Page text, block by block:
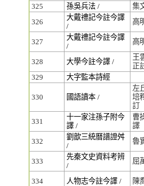
325
孫吳兵法 /
集
326
大戴禮記今註今譯
/
高
327
大戴禮記今註今譯
/
高
328 大學今註今譯 /
王
正
329
大字監本詩經
330 國語讀本 /
左
培
訂
331
十一家注孫子附今
譯 /
曹
譯
332
劉歆三統曆譜證舛
/
魯
333
先秦文史資料考辨
/
屈
334 人物志今註今譯 /
陳